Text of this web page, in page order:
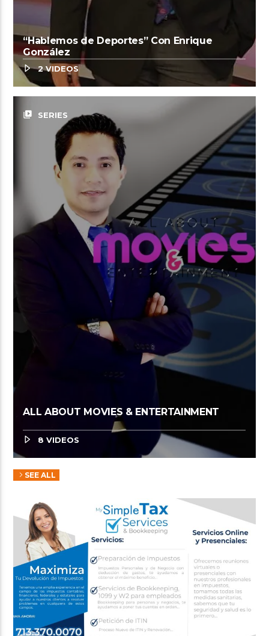
“Hablemos de Deportes” Con Enrique
González
2 VIDEOS
video_library SERIES
ALL ABOUT MOVIES & ENTERTAINMENT
8 VIDEOS
SEE ALL